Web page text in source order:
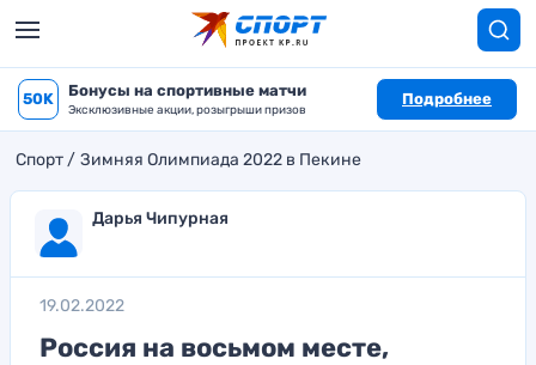
50K Бонусы на спортивные матчи
Эксклюзивные акции, розыгрыши призов
Подробнее
Спорт Зимняя Олимпиада 2022 в Пекине
Дарья Чипурная
19.02.2022
Россия на восьмом месте,